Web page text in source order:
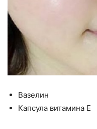
Вазелин
Капсула витамина Е